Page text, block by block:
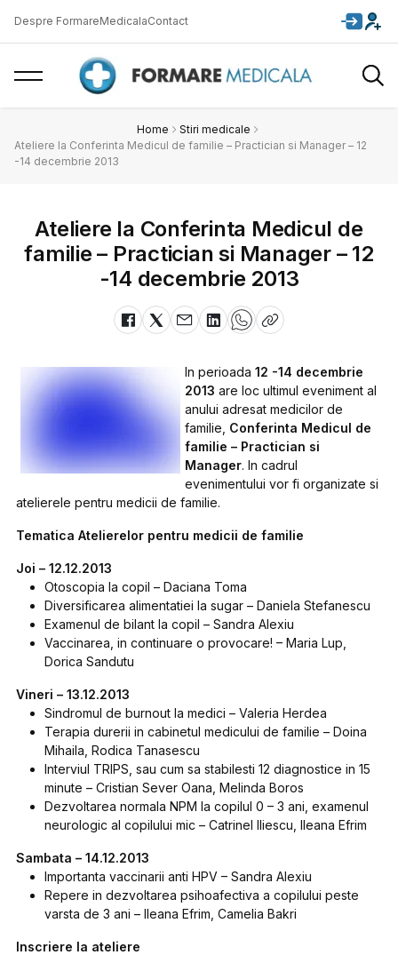
Despre FormareMedicalaContact
Home
Stiri medicale
Ateliere la Conferinta Medicul de familie – Practician si Manager – 12
-14 decembrie 2013
Ateliere la Conferinta Medicul de
familie – Practician si Manager – 12
-14 decembrie 2013
In perioada12 -14 decembrie
2013 are loc ultimul eveniment al
anului adresat medicilor de
familie, Conferinta Medicul de
familie – Practician si
Manager. In cadrul
evenimentului vor fi organizate si
atelierele pentru medicii de familie.
Tematica Atelierelor pentru medicii de familie
Joi – 12.12.2013
Otoscopia la copil – Daciana Toma
Diversificarea alimentatiei la sugar – Daniela Stefanescu
Examenul de bilant la copil – Sandra Alexiu
Vaccinarea, in continuare o provocare! – Maria Lup,
Dorica Sandutu
Vineri – 13.12.2013
Sindromul de burnout la medici – Valeria Herdea
Terapia durerii in cabinetul medicului de familie – Doina
Mihaila, Rodica Tanasescu
Interviul TRIPS, sau cum sa stabilesti 12 diagnostice in 15
minute – Cristian Sever Oana, Melinda Boros
Dezvoltarea normala NPM la copilul 0 – 3 ani, examenul
neurologic al copilului mic – Catrinel Iliescu, Ileana Efrim
Sambata – 14.12.2013
Importanta vaccinarii anti HPV – Sandra Alexiu
Repere in dezvoltarea psihoafectiva a copilului peste
varsta de 3 ani – Ileana Efrim, Camelia Bakri
Inscriere la ateliere